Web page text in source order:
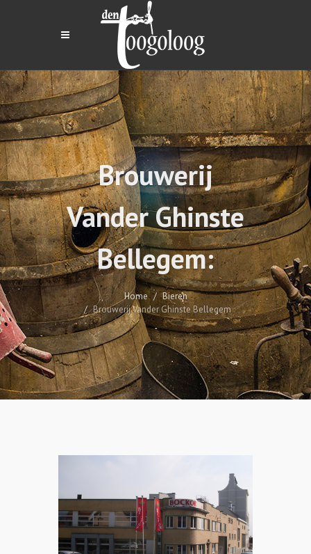
Brouwerij
Vander Ghinste
Bellegem:
Home
Bieren
Brouwerij Vander Ghinste Bellegem